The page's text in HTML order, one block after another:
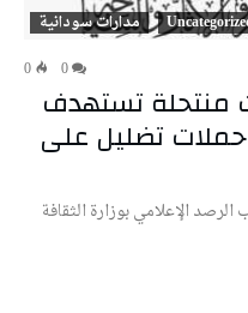
مدارات سودانية
0
منتحلة تستهدف
تضليل على
– حذّر مكتب الرصد الإعلامي بوزارة الثقافة